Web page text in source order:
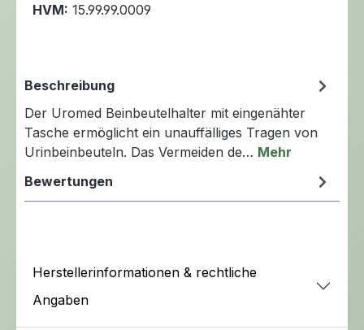
HVM: 15.99.99.0009
Beschreibung
Der Uromed Beinbeutelhalter mit eingenähter
Tasche ermöglicht ein unauffälliges Tragen von
Urinbeinbeuteln. Das Vermeiden de… Mehr
Bewertungen
Herstellerinformationen & rechtliche
Angaben